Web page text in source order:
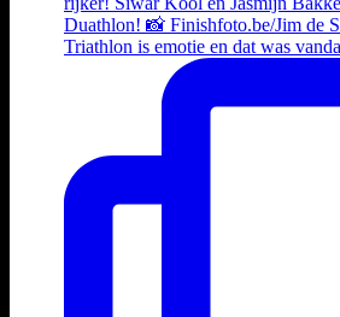
Triathlon is emotie en dat was